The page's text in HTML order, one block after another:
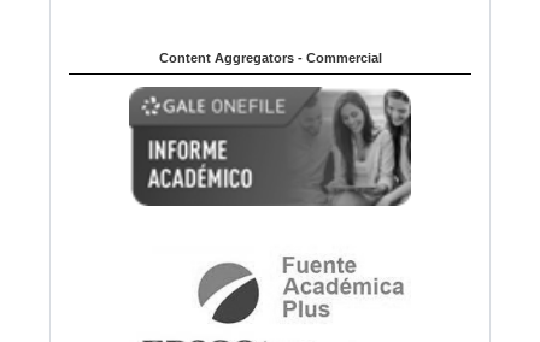
Content Aggregators - Commercial